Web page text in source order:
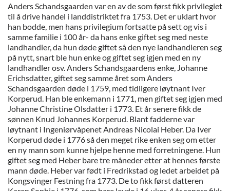
Anders Schandsgaarden var en av de som først fikk privilegiet
til å drive handel i landdistriktet fra 1753. Det er uklart hvor
han bodde, men hans privilegium fortsatte på sett og vis i
samme familie i 100 år- da hans enke giftet seg med neste
landhandler, da hun døde giftet så den nye landhandleren seg
på nytt, snart ble hun enke og giftet seg igjen med en ny
landhandler osv. Anders Schandsgaardens enke, Johanne
Erichsdatter, giftet seg samme året som Anders
Schandsgaarden døde i 1759, med tidligere løytnant Iver
Korperud. Han ble enkemann i 1771, men giftet seg igjen med
Johanne Christine Olsdatter i 1773. Et år senere fikk de
sønnen Knud Johannes Korperud. Blant fadderne var
løytnant i Ingeniørvåpenet Andreas Nicolai Heber. Da Iver
Korperud døde i 1776 så den meget rike enken seg om etter
en ny mann som kunne hjelpe henne med forretningene. Hun
giftet seg med Heber bare tre måneder etter at hennes første
mann døde. Heber var født i Fredrikstad og ledet arbeidet på
Kongsvinger Festning fra 1773. De to fikk først datteren